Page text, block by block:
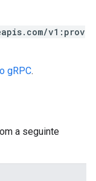
v1:prov
gRPC.
a seguinte